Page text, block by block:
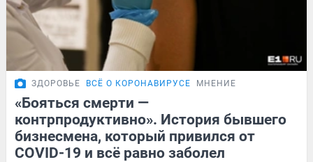
ЗДОРОВЬЕ ВСЁ О КОРОНАВИРУСЕ МНЕНИЕ
«Бояться смерти —
контрпродуктивно». История бывшего
бизнесмена, который привился от
COVID-19 и всё равно заболел